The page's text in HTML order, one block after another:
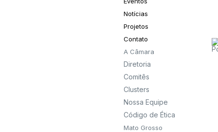
Notícias
Projetos
Contato
A Câmara
Diretoria
Comitês
Clusters
Nossa Equipe
Código de Ética
Mato Grosso